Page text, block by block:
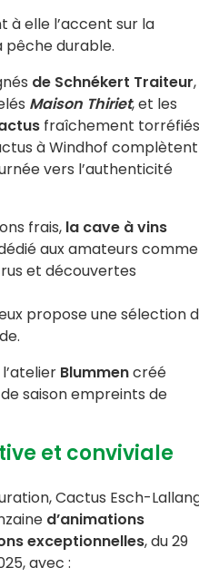
à elle l’accent sur la
pêche durable.
de Schnékert Traiteur
Maison Thiriet, et les
fraîchement torréfiés
à Windhof complètent
vers l’authenticité
frais, la cave à vins
aux amateurs comme
et découvertes
propose une sélection
Blummencréé
saison empreints de
et conviviale
Cactus Esch-
d’animations
exceptionnelles, du 29
avec :